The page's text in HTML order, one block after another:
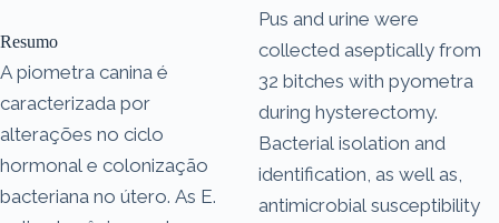
Resumo
A piometra canina é
caracterizada por
alterações no ciclo
hormonal e colonização
bacteriana no útero. As E.
Pus and urine were
collected aseptically from
32 bitches with pyometra
during hysterectomy.
Bacterial isolation and
identification, as well as,
antimicrobial susceptibility